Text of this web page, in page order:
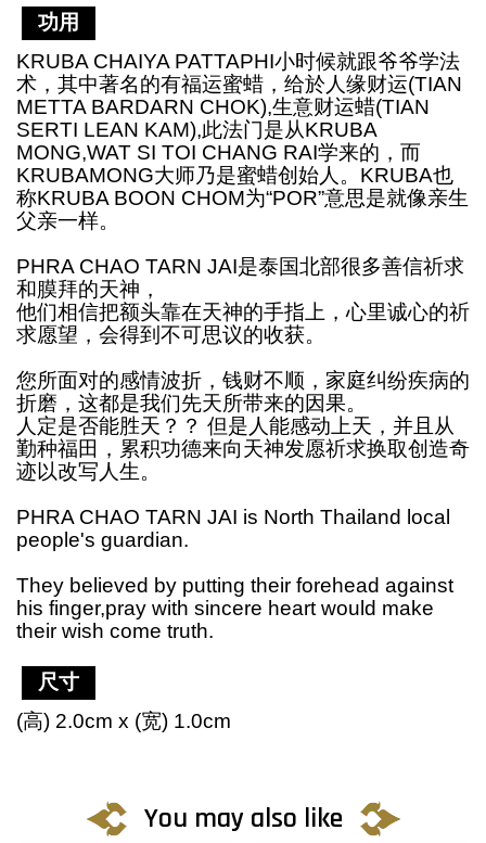
功用
KRUBA CHAIYA PATTAPHI小时候就跟爷爷学法
术，其中著名的有福运蜜蜡，给於人缘财运(TIAN
METTA BARDARN CHOK),生意财运蜡(TIAN
SERTI LEAN KAM),此法门是从KRUBA
MONG,WAT SI TOI CHANG RAI学来的，而
KRUBAMONG大师乃是蜜蜡创始人。KRUBA也
称KRUBA BOON CHOM为“POR”意思是就像亲生
父亲一样。
PHRA CHAO TARN JAI是泰国北部很多善信祈求
和膜拜的天神，
他们相信把额头靠在天神的手指上，心里诚心的祈
求愿望，会得到不可思议的收获。
您所面对的感情波折，钱财不顺，家庭纠纷疾病的
折磨，这都是我们先天所带来的因果。
人定是否能胜天？？ 但是人能感动上天，并且从
勤种福田，累积功德来向天神发愿祈求换取创造奇
迹以改写人生。
PHRA CHAO TARN JAI is North Thailand local
people's guardian.
They believed by putting their forehead against
his finger,pray with sincere heart would make
their wish come truth.
尺寸
(高) 2.0cm x (宽) 1.0cm
You may also like